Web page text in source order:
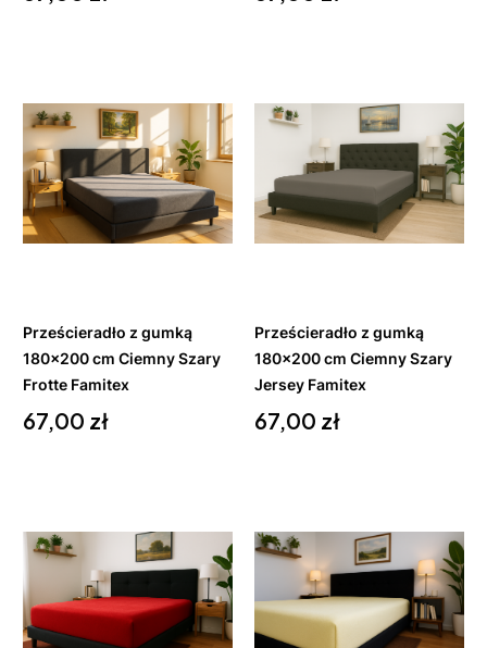
Prześcieradło z gumką
180x200 cm Ciemny Szary
Frotte Famitex
Cena
67,00 zł
Prześcieradło z gumką
180x200 cm Ciemny Szary
Jersey Famitex
Cena
67,00 zł